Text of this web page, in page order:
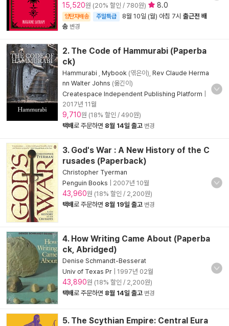
15,520원 (20% 할인 / 780원) 8.0
양탄자배송 주말특급 8월 10일 (월) 아침 7시 출근전 배
송 변경
2. The Code of Hammurabi (Paperba
ck)
Hammurabi Mybook (엮은이), Rev Claude Herma
nn Walter Johns (옮긴이)
Createspace Independent Publishing Platform
2017년 11월
9,710원 (18% 할인 / 490원)
택배로 주문하면 8월 14일 출고 변경
3. God's War : A New History of the C
rusades (Paperback)
Christopher Tyerman
Penguin Books
2007년 10월
43,960원 (18% 할인 / 2,200원)
택배로 주문하면 8월 19일 출고 변경
4. How Writing Came About (Paperba
ck, Abridged)
Denise Schmandt-Besserat
Univ of Texas Pr
1997년 02월
43,890원 (18% 할인 / 2,200원)
택배로 주문하면 8월 14일 출고 변경
5. The Scythian Empire: Central Eura